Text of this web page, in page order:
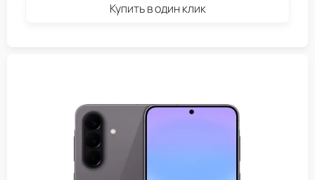
Купить в один клик